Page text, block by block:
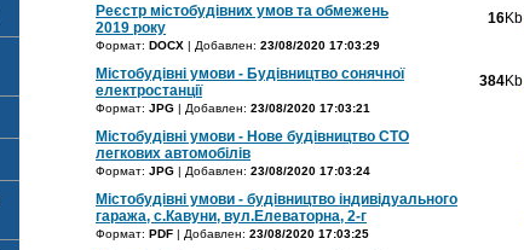
Реєстр містобудівних умов та обмежень
2019 року
Формат: DOCX | Добавлен: 23/08/2020 17:03:29
16Kb
Містобудівні умови - Будівництво сонячної
електростанції
Формат: JPG | Добавлен: 23/08/2020 17:03:21
384Kb
Містобудівні умови - Нове будівництво СТО
легкових автомобілів
Формат: JPG | Добавлен: 23/08/2020 17:03:24
Містобудівні умови - будівництво індивідуального
гаража, с.Кавуни, вул.Елеваторна, 2-г
Формат: PDF | Добавлен: 23/08/2020 17:03:25